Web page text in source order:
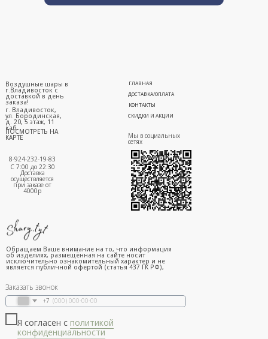
г. Владивосток,
ул. Бородинская,
д. 20, 5 этаж, 11
каб.
ПОСМОТРЕТЬ НА
КАРТЕ
ГЛАВНАЯ
ДОСТАВКА/ОПЛАТА
СКИДКИ И АКЦИИ
КОНТАКТЫ
8-924-232-19-83
С 7:00 до 22:30
Доставка
осуществляется
при заказе от
4000р
Воздушные шары в
г.Владивосток с
доставкой в день
заказа!
Мы в социальных
сетях
Заказать звонок
+7
Я согласен с политикой
конфиденциальности
Обращаем Ваше внимание на то, что информация
об изделиях, размещённая на сайте носит
исключительно ознакомительный характер и не
является публичной офертой (статья 437 ГК РФ),